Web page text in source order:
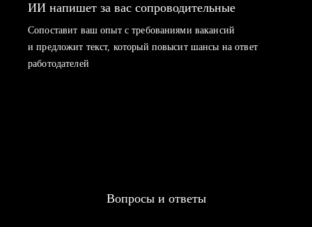
ИИ напишет за вас сопроводительные
Сопоставит ваш опыт с требованиями вакансий
и предложит текст, который повысит шансы на ответ
работодателей
Вопросы и ответы